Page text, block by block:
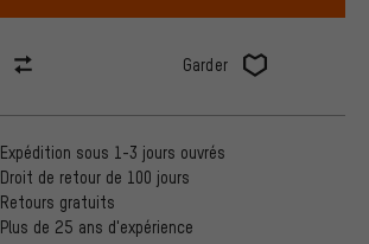
Garder
Expédition sous 1-3 jours ouvrés
Droit de retour de 100 jours
Retours gratuits
Plus de 25 ans d'expérience